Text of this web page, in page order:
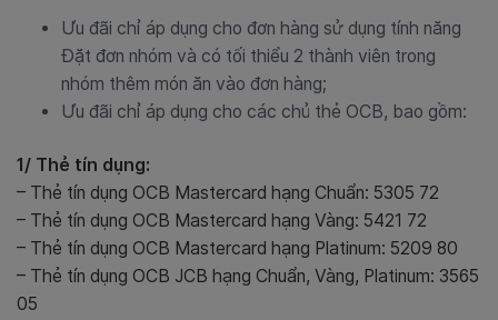
Ưu đãi chỉ áp dụng cho đơn hàng sử dụng tính năng
Đặt đơn nhóm và có tối thiểu 2 thành viên trong
nhóm thêm món ăn vào đơn hàng;
Ưu đãi chỉ áp dụng cho các chủ thẻ OCB, bao gồm:
1/ Thẻ tín dụng:
– Thẻ tín dụng OCB Mastercard hạng Chuẩn: 5305 72
– Thẻ tín dụng OCB Mastercard hạng Vàng: 5421 72
– Thẻ tín dụng OCB Mastercard hạng Platinum: 5209 80
– Thẻ tín dụng OCB JCB hạng Chuẩn, Vàng, Platinum: 3565
05